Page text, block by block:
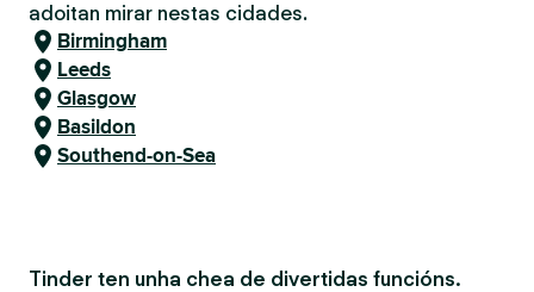
adoitan mirar nestas cidades.
Birmingham
Leeds
Glasgow
Basildon
Southend-on-Sea
Tinder ten unha chea de divertidas funcións.